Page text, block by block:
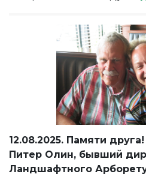
12.08.2025. Памяти
Питер Олин, бывший
Ландшафтного